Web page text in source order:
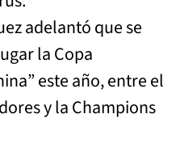
adelantó que se
la Copa
este año, entre el
y la Champions